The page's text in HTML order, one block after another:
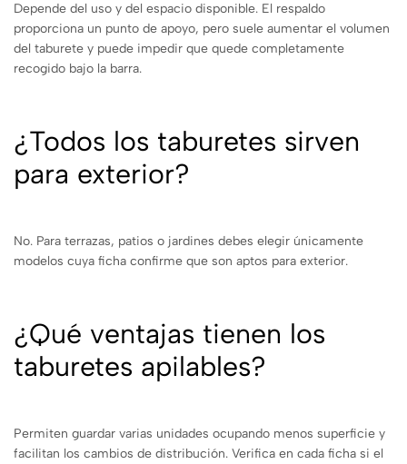
Depende del uso y del espacio disponible. El respaldo
proporciona un punto de apoyo, pero suele aumentar el volumen
del taburete y puede impedir que quede completamente
recogido bajo la barra.
¿Todos los taburetes sirven
para exterior?
No. Para terrazas, patios o jardines debes elegir únicamente
modelos cuya ficha confirme que son aptos para exterior.
¿Qué ventajas tienen los
taburetes apilables?
Permiten guardar varias unidades ocupando menos superficie y
facilitan los cambios de distribución. Verifica en cada ficha si el